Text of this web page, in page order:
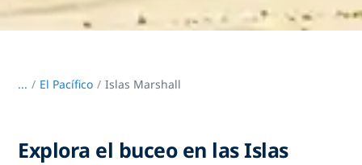
... / El Pacífico Islas Marshall
Explora el buceo en las Islas